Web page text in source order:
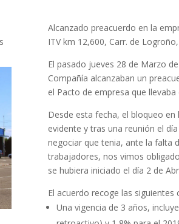
Alcanzado preacuerdo en la
ITV km 12,600, Carr. de
El pasado jueves 28 de Marzo
Compañía alcanzaban un
el Pacto de empresa que
Desde esta fecha, el bloqueo
evidente y tras una reunión el
negociar que tenia, ante la falta
trabajadores, nos vimos
se hubiera iniciado el día 2 de
El acuerdo recoge las siguientes
Una vigencia de 3 años,